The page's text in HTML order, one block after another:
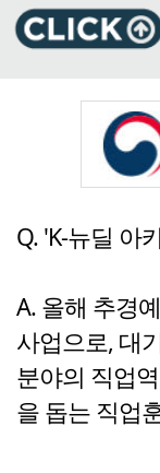
Q. 'K-뉴딜 아
A. 올해 추경
사업으로, 대
분야의 직업
을 돕는 직업